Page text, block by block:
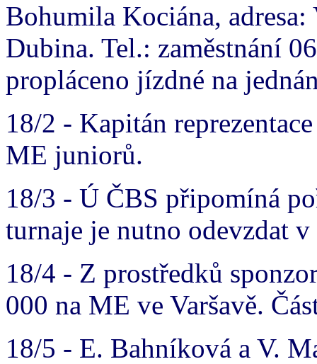
Bohumila Kociána,
Dubina. Tel.: zaměstnání
propláceno jízdné na
18/2 - Kapitán
ME juniorů.
18/3 - Ú ČBS připomíná
turnaje je nutno odevzdat
18/4 - Z prostředků
000 na ME ve Varšavě.
18/5 - E. Bahníková a V.